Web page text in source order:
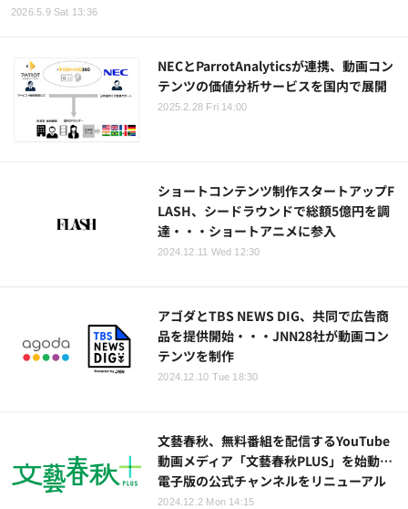
2026.5.9 Sat 13:36
NECとParrotAnalyticsが連携、動画コン
テンツの価値分析サービスを国内で展開
2025.2.28 Fri 14:00
ショートコンテンツ制作スタートアップF
LASH、シードラウンドで総額5億円を調
達・・・ショートアニメに参入
2024.12.11 Wed 12:30
アゴダとTBS NEWS DIG、共同で広告商
品を提供開始・・・JNN28社が動画コン
テンツを制作
2024.12.10 Tue 18:30
文藝春秋、無料番組を配信するYouTube
動画メディア「文藝春秋PLUS」を始動…
電子版の公式チャンネルをリニューアル
2024.12.2 Mon 14:15